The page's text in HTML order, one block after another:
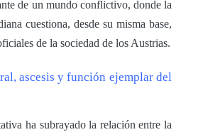
de un mundo conflictivo, donde la
cuestiona, desde su misma base,
de la sociedad de los Austrias.
ascesis y función ejemplar del
ha subrayado la relación entre la